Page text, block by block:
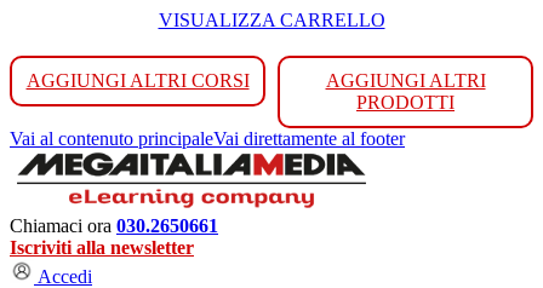
VISUALIZZA CARRELLO
AGGIUNGI ALTRI CORSI
AGGIUNGI ALTRI
PRODOTTI
Vai al contenuto principaleVai direttamente al footer
Chiamaci ora 030.2650661
Iscriviti alla newsletter
Accedi